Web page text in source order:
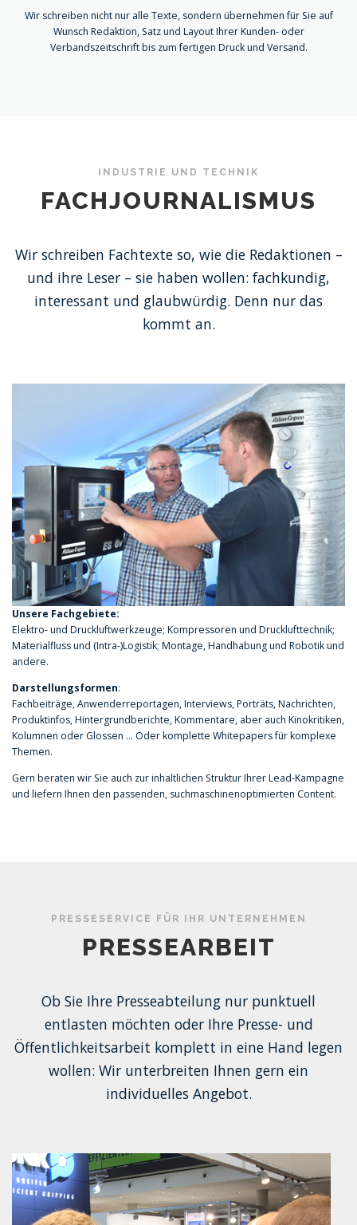
Wir schreiben nicht nur alle Texte, sondern übernehmen für Sie auf
Wunsch Redaktion, Satz und Layout Ihrer Kunden- oder
Verbandszeitschrift bis zum fertigen Druck und Versand.
INDUSTRIE UND TECHNIK
FACHJOURNALISMUS
Wir schreiben Fachtexte so, wie die Redaktionen –
und ihre Leser – sie haben wollen: fachkundig,
interessant und glaubwürdig. Denn nur das
kommt an.
Unsere Fachgebiete:
Elektro- und Druckluftwerkzeuge; Kompressoren und Drucklufttechnik;
Materialfluss und (Intra-)Logistik; Montage, Handhabung und Robotik und
andere.
Darstellungsformen:
Fachbeiträge, Anwenderreportagen, Interviews, Porträts, Nachrichten,
Produktinfos, Hintergrundberichte, Kommentare, aber auch Kinokritiken,
Kolumnen oder Glossen … Oder komplette Whitepapers für komplexe
Themen.
Gern beraten wir Sie auch zur inhaltlichen Struktur Ihrer Lead-Kampagne
und liefern Ihnen den passenden, suchmaschinenoptimierten Content.
PRESSESERVICE FÜR IHR UNTERNEHMEN
PRESSEARBEIT
Ob Sie Ihre Presseabteilung nur punktuell
entlasten möchten oder Ihre Presse- und
Öffentlichkeitsarbeit komplett in eine Hand legen
wollen: Wir unterbreiten Ihnen gern ein
individuelles Angebot.